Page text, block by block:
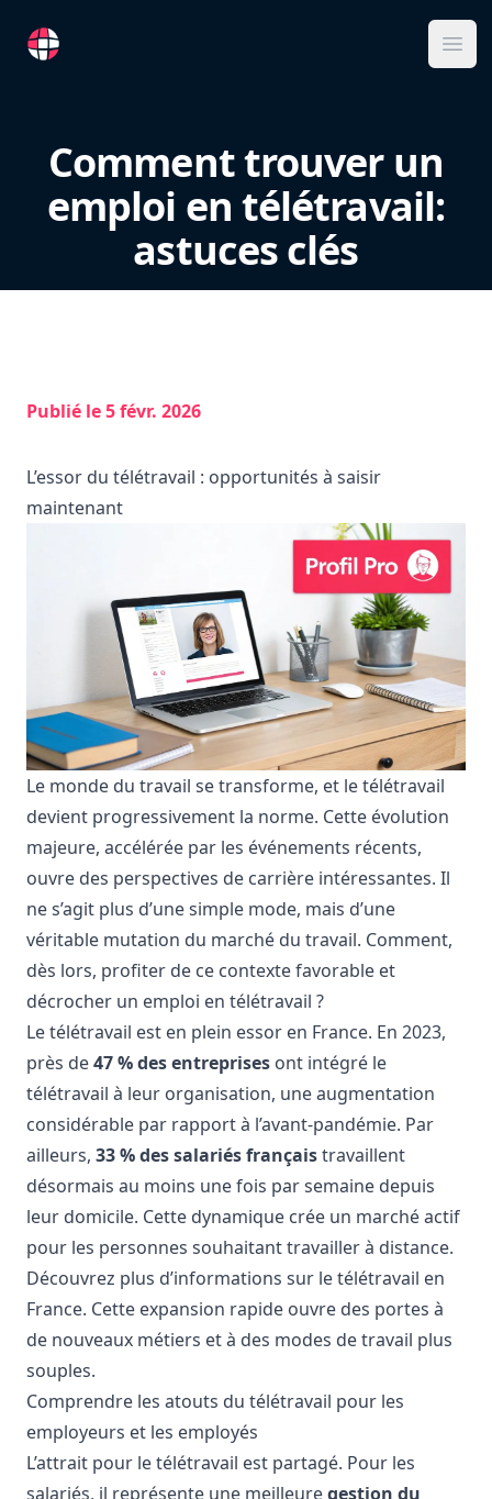
RemoteFR
Comment trouver un
emploi en télétravail:
astuces clés
Publié le5 févr. 2026
L’essor du télétravail : opportunités à saisir
maintenant
Le monde du travail se transforme, et le télétravail
devient progressivement la norme. Cette évolution
majeure, accélérée par les événements récents,
ouvre des perspectives de carrière intéressantes. Il
ne s’agit plus d’une simple mode, mais d’une
véritable mutation du marché du travail. Comment,
dès lors, profiter de ce contexte favorable et
décrocher un emploi en télétravail ?
Le télétravail est en plein essor en France. En 2023,
près de47 % des entreprises ont intégré le
télétravail à leur organisation, une augmentation
considérable par rapport à l’avant-pandémie. Par
ailleurs, 33 % des salariés françaistravaillent
désormais au moins une fois par semaine depuis
leur domicile. Cette dynamique crée un marché actif
pour les personnes souhaitant travailler à distance.
Découvrez plus d’informations sur le télétravail en
France. Cette expansion rapide ouvre des portes à
de nouveaux métiers et à des modes de travail plus
souples.
Comprendre les atouts du télétravail pour les
employeurs et les employés
L’attrait pour le télétravail est partagé. Pour les
salariés, il représente une meilleuregestion du